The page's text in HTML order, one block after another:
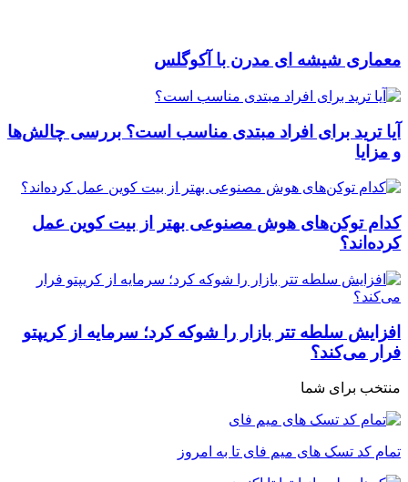
معماری شیشه ای مدرن با آکوگلس
آیا ترید برای افراد مبتدی مناسب است؟ بررسی چالش‌ها
و مزایا
کدام توکن‌های هوش مصنوعی بهتر از بیت کوین عمل
کرده‌اند؟
افزایش سلطه تتر بازار را شوکه کرد؛ سرمایه از کریپتو
فرار می‌کند؟
منتخب برای شما
تمام کد تسک های میم فای تا به امروز